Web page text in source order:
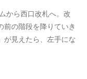
から西口改札へ。改
前の階段を降りていき
が見えたら、左手にな